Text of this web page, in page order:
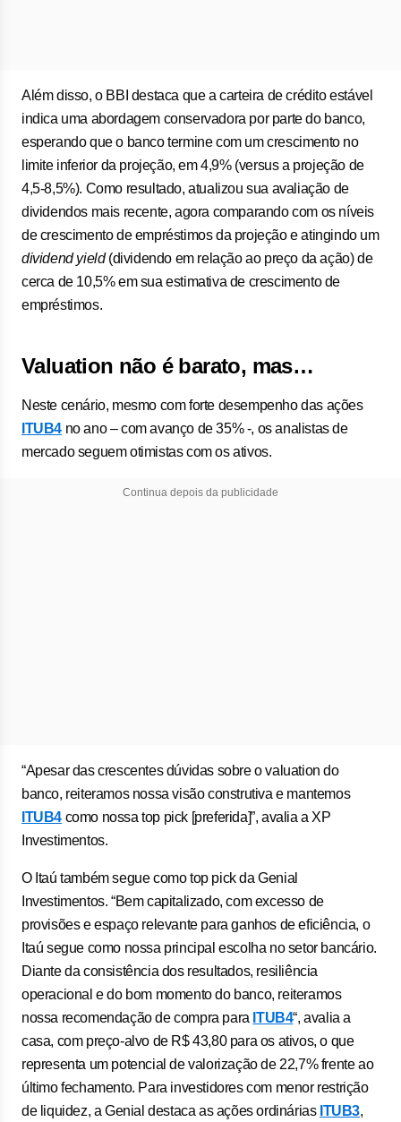
Além disso, o BBI destaca que a carteira de crédito estável
indica uma abordagem conservadora por parte do banco,
esperando que o banco termine com um crescimento no
limite inferior da projeção, em 4,9% (versus a projeção de
4,5-8,5%). Como resultado, atualizou sua avaliação de
dividendos mais recente, agora comparando com os níveis
de crescimento de empréstimos da projeção e atingindo um
dividend yield(dividendo em relação ao preço da ação) de
cerca de 10,5% em sua estimativa de crescimento de
empréstimos.
Valuation não é barato, mas…
Neste cenário, mesmo com forte desempenho das ações
ITUB4 no ano – com avanço de 35% -, os analistas de
mercado seguem otimistas com os ativos.
Continua depois da publicidade
“Apesar das crescentes dúvidas sobre o valuation do
banco, reiteramos nossa visão construtiva e mantemos
ITUB4 como nossa top pick [preferida]”, avalia a XP
Investimentos.
O Itaú também segue como top pick da Genial
Investimentos. “Bem capitalizado, com excesso de
provisões e espaço relevante para ganhos de eficiência, o
Itaú segue como nossa principal escolha no setor bancário.
Diante da consistência dos resultados, resiliência
operacional e do bom momento do banco, reiteramos
nossa recomendação de compra para ITUB4“, avalia a
casa, com preço-alvo de R$ 43,80 para os ativos, o que
representa um potencial de valorização de 22,7% frente ao
último fechamento. Para investidores com menor restrição
de liquidez, a Genial destaca as ações ordinárias ITUB3,